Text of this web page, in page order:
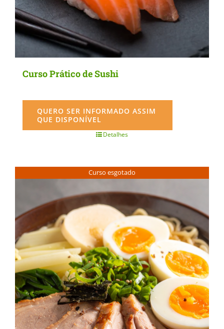
Curso Prático de Sushi
QUERO SER INFORMADO ASSIM
QUE DISPONÍVEL
Detalhes
Curso esgotado